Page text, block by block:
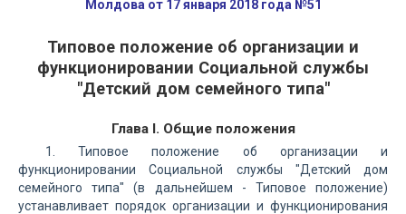
Молдова от 17 января 2018 года №51
Типовое положение об организации и
функционировании Социальной службы
"Детский дом семейного типа"
Глава I. Общие положения
1. Типовое положение об организации и
функционировании Социальной службы "Детский дом
семейного типа" (в дальнейшем - Типовое положение)
устанавливает порядок организации и функционирования